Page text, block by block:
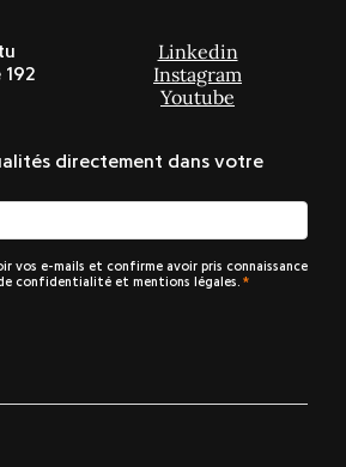
192
Linkedin
Instagram
Youtube
directement dans votre
vos e-mails et confirme avoir pris connaissance
confidentialité et mentions légales.